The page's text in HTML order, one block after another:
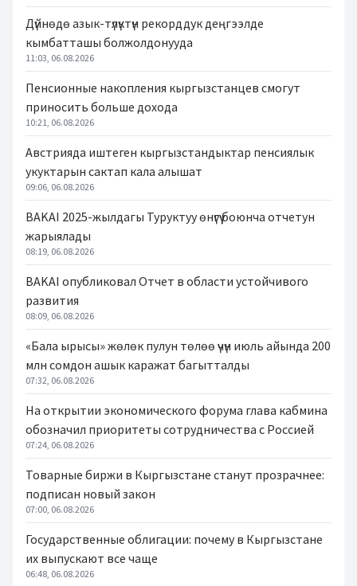
Дүйнөдө азык-түлүктүн рекорддук деңгээлде
кымбатташы болжолдонууда
11:03, 06.08.2026
Пенсионные накопления кыргызстанцев смогут
приносить больше дохода
10:21, 06.08.2026
Австрияда иштеген кыргызстандыктар пенсиялык
укуктарын сактап кала алышат
09:06, 06.08.2026
BAKAI 2025-жылдагы Туруктуу өнүгүү боюнча отчетун
жарыялады
08:19, 06.08.2026
BAKAI опубликовал Отчет в области устойчивого
развития
08:09, 06.08.2026
«Бала ырысы» жөлөк пулун төлөө үчүн июль айында 200
млн сомдон ашык каражат багытталды
07:32, 06.08.2026
На открытии экономического форума глава кабмина
обозначил приоритеты сотрудничества с Россией
07:24, 06.08.2026
Товарные биржи в Кыргызстане станут прозрачнее:
подписан новый закон
07:00, 06.08.2026
Государственные облигации: почему в Кыргызстане
их выпускают все чаще
06:48, 06.08.2026